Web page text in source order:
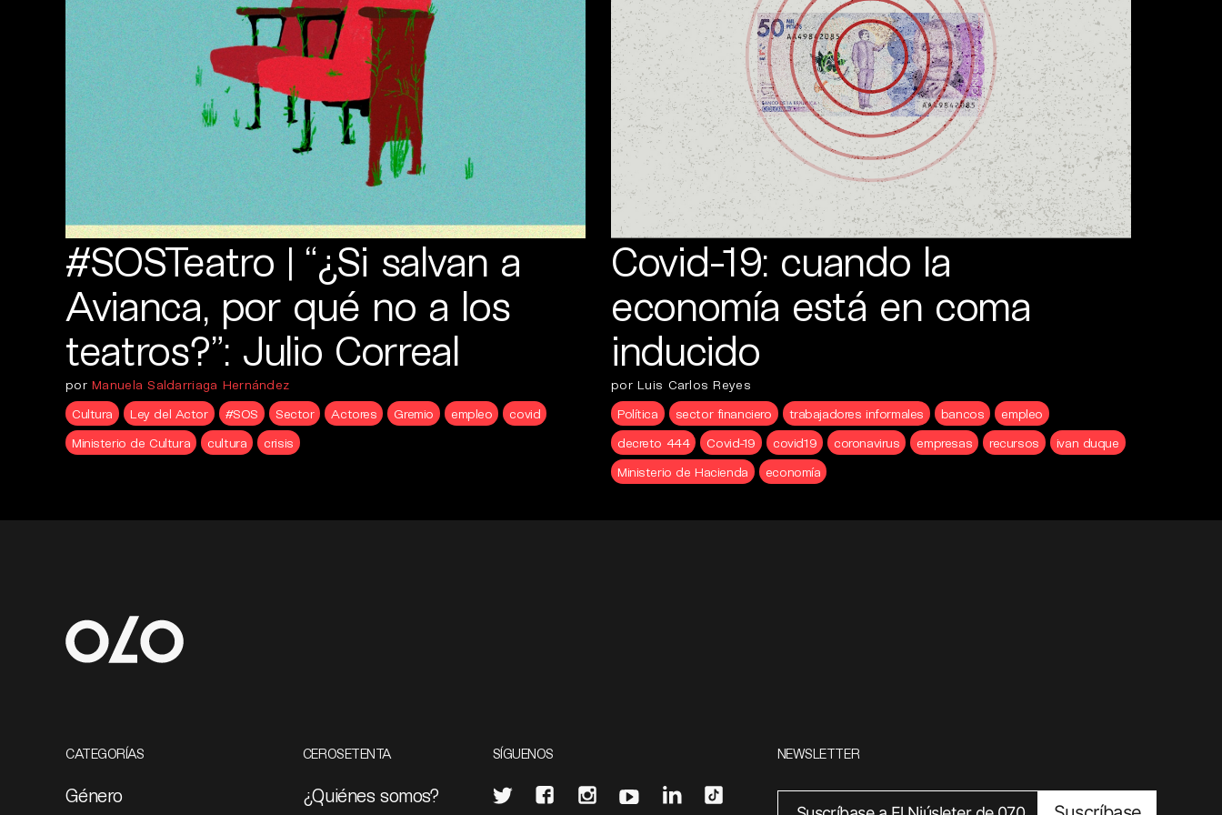
#SOSTeatro | “¿Si salvan a
Avianca, por qué no a los
teatros?”: Julio Correal
porManuela Saldarriaga Hernández
Cultura
Ley del Actor #SOS Sector Actores Gremio empleo
covid
Ministerio de Cultura
cultura crisis
Covid-19: cuando la
economía está en coma
inducido
por Luis Carlos Reyes
Política
sector financiero trabajadores informales bancos
empleo
decreto 444
Covid-19 covid19 coronavirus empresas recursos
ivan duque
Ministerio de Hacienda
economía
CATEGORÍAS
Género
CEROSETENTA
¿Quiénes somos?
SÍGUENOS NEWSLETTER